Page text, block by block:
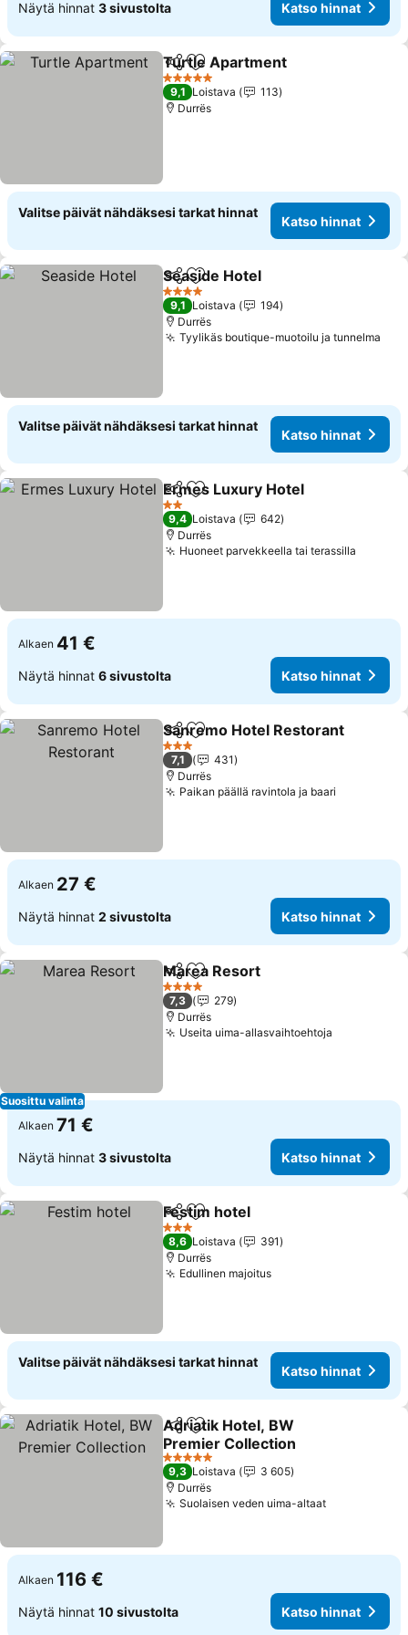
Näytä hinnat 3 sivustolta Katso hinnat
Jaa Lisää suosikkeihin
Turtle Apartment
5 Tähtiluokitus
9,1 Loistava
113
Durrës
Valitse päivät nähdäksesi tarkat hinnat
Katso hinnat
Jaa Lisää suosikkeihin
Seaside Hotel
4 Tähtiluokitus
9,1 Loistava
194
Durrës
Tyylikäs boutique-muotoilu ja tunnelma
Valitse päivät nähdäksesi tarkat hinnat
Katso hinnat
Jaa Lisää suosikkeihin
Ermes Luxury Hotel
2 Tähtiluokitus
9,4 Loistava
642
Durrës
Huoneet parvekkeella tai terassilla
Alkaen 41 €
Näytä hinnat 6 sivustolta Katso hinnat
Jaa Lisää suosikkeihin
Sanremo Hotel Restorant
3 Tähtiluokitus
7,1
431
Durrës
Paikan päällä ravintola ja baari
Alkaen 27 €
Näytä hinnat 2 sivustolta Katso hinnat
Suosittu valinta
Jaa Lisää suosikkeihin
Marea Resort
4 Tähtiluokitus
7,3
279
Durrës
Useita uima-allasvaihtoehtoja
Alkaen 71 €
Näytä hinnat 3 sivustolta Katso hinnat
Jaa Lisää suosikkeihin
Festim hotel
3 Tähtiluokitus
8,6 Loistava
391
Durrës
Edullinen majoitusKatso hinnat
Valitse päivät nähdäksesi tarkat hinnat
Katso hinnat
Jaa Lisää suosikkeihin
Adriatik Hotel, BW
Premier Collection
Katso hinnat
5 Tähtiluokitus
9,3 Loistava
3 605
Durrës
Suolaisen veden uima-altaatKatso
Alkaen 116 €
Näytä hinnat 10 sivustolta Katso hinnat